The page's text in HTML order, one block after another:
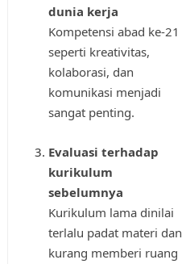
dunia kerja
Kompetensi abad ke-21
seperti kreativitas,
kolaborasi, dan
komunikasi menjadi
sangat penting.
Evaluasi terhadap
kurikulum
sebelumnya
Kurikulum lama dinilai
terlalu padat materi dan
kurang memberi ruang